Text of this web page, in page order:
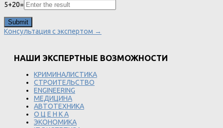
5+20=
Консультация с экспертом →
НАШИ ЭКСПЕРТНЫЕ ВОЗМОЖНОСТИ
КРИМИНАЛИСТИКА
СТРОИТЕЛЬСТВО
ENGINEERING
МЕДИЦИНА
АВТОТЕХНИКА
О Ц Е Н К А
ЭКОНОМИКА